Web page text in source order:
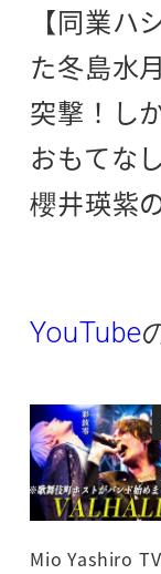
【同業ハ
た冬島水
突撃！し
おもてな
櫻井瑛紫
YouTube
Mio Yashiro